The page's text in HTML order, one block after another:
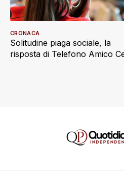
Solitudine piaga sociale, la
risposta di Telefono Amico
CRONACA